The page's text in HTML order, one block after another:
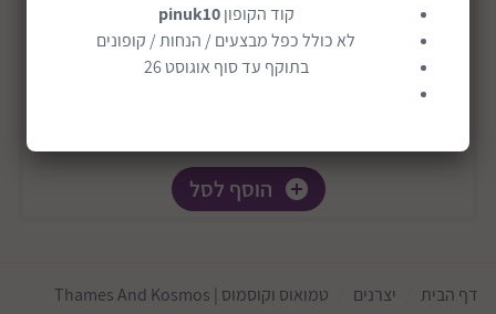
הוסף לסל
דף הבית יצרנים טמואוס וקוסמוס | Thames And Kosmos
קוד הקופוןpinuk10
לא כולל כפל מבצעים / הנחות / קופונים
בתוקף עד סוף אוגוסט 26